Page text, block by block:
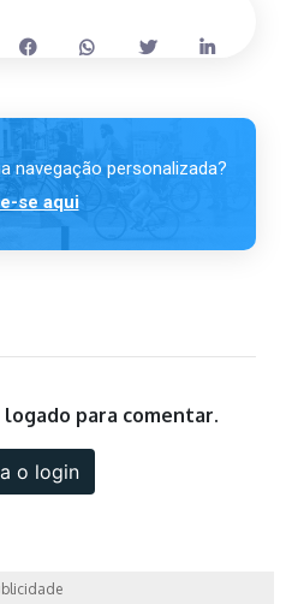
navegação personalizada?
se aqui
para comentar.
o login